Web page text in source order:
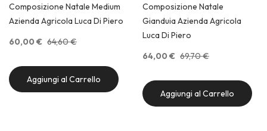
Composizione Natale Medium
Azienda Agricola Luca Di Piero
60,00 € 64,60 €
Aggiungi al Carrello
Composizione Natale
Gianduia Azienda Agricola
Luca Di Piero
64,00 € 69,70 €
Aggiungi al Carrello